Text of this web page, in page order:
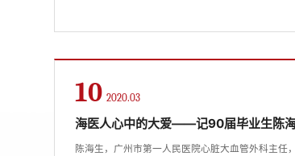
10 2020.03
海医人心中的大爱——记90届毕业生陈
陈海生，广州市第一人民医院心脏大血管外科主